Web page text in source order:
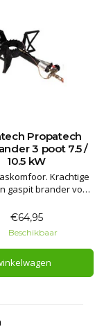
Propatech
3 poot 7.5 /
10.5 kW
Krachtige
gaspit brander voor
ontsteking en
thermokoppel.
Garantie 2 jaar
€64,95
Beschikbaar